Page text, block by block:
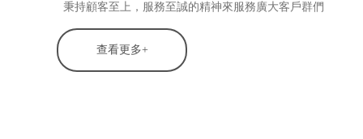
秉持顧客至上，服務至誠的精神來服務廣大客戶群們
查看更多+